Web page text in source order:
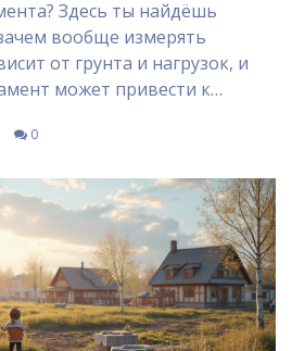
Здесь ты найдёшь
вообще измерять
от грунта и нагрузок, и
может привести к
а также частые
честно и по делу.
0